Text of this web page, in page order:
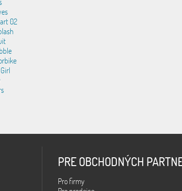
PRE OBCHODNÝCH
Pro firmy